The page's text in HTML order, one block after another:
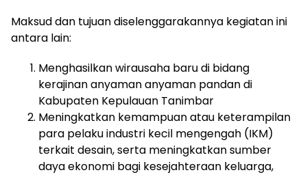
Maksud dan tujuan diselenggarakannya kegiatan ini
antara lain:
Menghasilkan wirausaha baru di bidang
kerajinan anyaman anyaman pandan di
Kabupaten Kepulauan Tanimbar
Meningkatkan kemampuan atau keterampilan
para pelaku industri kecil mengengah (IKM)
terkait desain, serta meningkatkan sumber
daya ekonomi bagi kesejahteraan keluarga,